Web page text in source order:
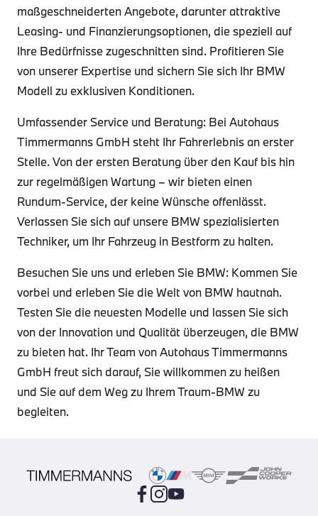
maßgeschneiderten Angebote, darunter attraktive
Leasing- und Finanzierungsoptionen, die speziell auf
Ihre Bedürfnisse zugeschnitten sind. Profitieren Sie
von unserer Expertise und sichern Sie sich Ihr BMW
Modell zu exklusiven Konditionen.
Umfassender Service und Beratung: Bei Autohaus
Timmermanns GmbH steht Ihr Fahrerlebnis an erster
Stelle. Von der ersten Beratung über den Kauf bis hin
zur regelmäßigen Wartung – wir bieten einen
Rundum-Service, der keine Wünsche offenlässt.
Verlassen Sie sich auf unsere BMW spezialisierten
Techniker, um Ihr Fahrzeug in Bestform zu halten.
Besuchen Sie uns und erleben Sie BMW: Kommen Sie
vorbei und erleben Sie die Welt von BMW hautnah.
Testen Sie die neuesten Modelle und lassen Sie sich
von der Innovation und Qualität überzeugen, die BMW
zu bieten hat. Ihr Team von Autohaus Timmermanns
GmbH freut sich darauf, Sie willkommen zu heißen
und Sie auf dem Weg zu Ihrem Traum-BMW zu
begleiten.